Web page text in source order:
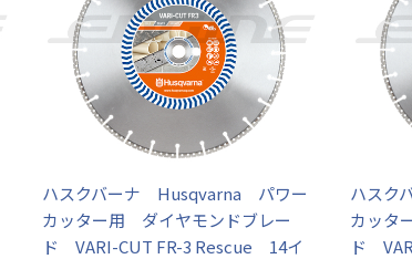
ハスクバーナ Husqvarna パワー
カッター用 ダイヤモンドブレー
ド VARI-CUT FR-3 Rescue 14イ
ハスク
カッタ
ド